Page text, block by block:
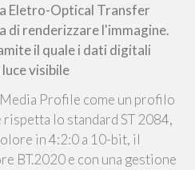
Eletro-Optical Transfer
di renderizzare l'immagine.
il quale i dati digitali
visibile
Profile come un profilo
rispetta lo standard ST 2084,
in 4:2:0 a 10-bit, il
BT.2020 e con una gestione